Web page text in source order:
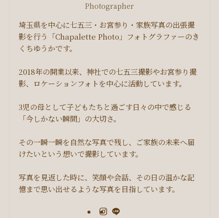
Photographer
埼玉県を中心に七五三・お宮参り・家族写真の出張撮
影を行う「Chapalette Photo」フォトグラファーのき
くちゆうかです。
2018年の開業以来、神社での七五三撮影やお宮参り撮
影、ロケーションフォトを中心に活動しています。
3児の母として子どもたちと過ごす日々の中で感じる
「今しかない瞬間」の大切さ。
その一瞬一瞬を自然な写真で残し、ご家族の未来へ届
けたいという想いで撮影しています。
写真を見返した時に、笑顔や会話、その日の温かな記
憶まで思い出せるような写真を目指しています。